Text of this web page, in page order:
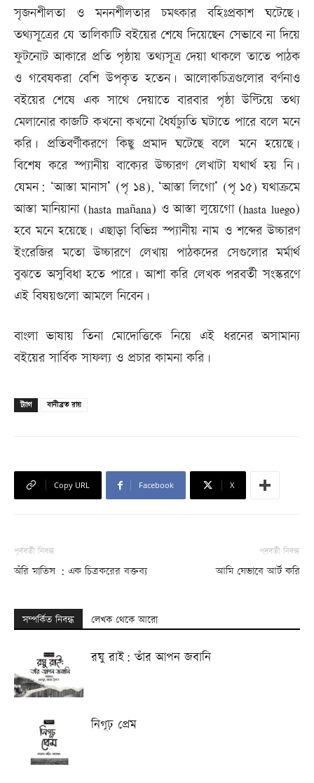
সৃজনশীলতা ও মননশীলতার চমৎকার বহিঃপ্রকাশ ঘটেছে।
তথ্যসূত্রের যে তালিকাটি বইয়ের শেষে দিয়েছেন সেভাবে না দিয়ে
ফুটনোট আকারে প্রতি পৃষ্ঠায় তথ্যসূত্র দেয়া থাকলে তাতে পাঠক
ও গবেষকরা বেশি উপকৃত হতেন। আলোকচিত্রগুলোর বর্ণনাও
বইয়ের শেষে এক সাথে দেয়াতে বারবার পৃষ্ঠা উল্টিয়ে তথ্য
মেলানোর কাজটি কখনো কখনো ধৈর্যচ্যুতি ঘটাতে পারে বলে মনে
করি। প্রতিবর্ণীকরণে কিছু প্রমাদ ঘটেছে বলে মনে হয়েছে।
বিশেষ করে স্প্যানীয় বাক্যের উচ্চারণ লেখাটা যথার্থ হয় নি।
যেমন: ‘আস্তা মানাস’ (পৃ ১৪), ‘আস্তা লিগো’ (পৃ ১৫) যথাক্রমে
আস্তা মানিয়ানা (hasta mañana) ও আস্তা লুয়েগো (hasta luego)
হবে মনে হয়েছে। এছাড়া বিভিন্ন স্প্যানীয় নাম ও শব্দের উচ্চারণ
ইংরেজির মতো উচ্চারণে লেখায় পাঠকদের সেগুলোর মর্মার্থ
বুঝতে অসুবিধা হতে পারে। আশা করি লেখক পরবর্তী সংস্করণে
এই বিষয়গুলো আমলে নিবেন।
বাংলা ভাষায় তিনা মোদোত্তিকে নিয়ে এই ধরনের অসামান্য
বইয়ের সার্বিক সাফল্য ও প্রচার কামনা করি।
ট্যাগ বানীব্রত রায়
Copy URL Facebook X
পূর্ববর্তী নিবন্ধ
অঁরি মাতিস : এক চিত্রকরের বক্তব্য
পরবর্তী নিবন্ধ
আমি যেভাবে আর্ট করি
সম্পর্কিত নিবন্ধ লেখক থেকে আরো
রঘু রাই: তাঁর আপন জবানি
নিগূঢ় প্রেম